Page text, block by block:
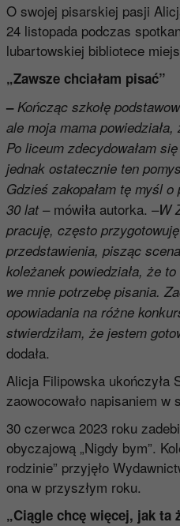
O swojej pisarskiej pasji
24 listopada podczas
lubartowskiej bibliotece
„Zawsze chciałam pisać”
–Kończąc szkołę
ale moja mama
Po liceum zdecydowałam
jednak ostatecznie ten
Gdzieś zakopałam tę myśl
30 lat – mówiła autorka. –W
pracuję, często
przedstawienia, pisząc
koleżanek powiedziała, że
we mnie potrzebę pisania.
opowiadania na różne
stwierdziłam, że jestem
dodała.
Alicja Filipowska ukończyła
zaowocowało napisaniem w
30 czerwca 2023 roku
obyczajową „Nigdy bym”.
rodzinie” przyjęło
ona w przyszłym roku.
„Ciągle chcę więcej, jak ta